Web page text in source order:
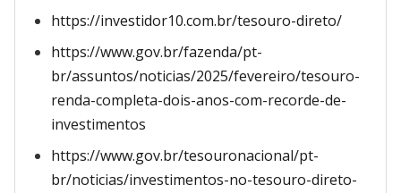
https://investidor10.com.br/tesouro-direto/
https://www.gov.br/fazenda/pt-
br/assuntos/noticias/2025/fevereiro/tesouro-
renda-completa-dois-anos-com-recorde-de-
investimentos
https://www.gov.br/tesouronacional/pt-
br/noticias/investimentos-no-tesouro-direto-